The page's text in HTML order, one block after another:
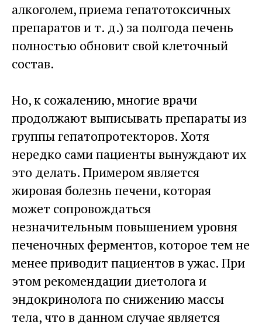
алкоголем, приема гепатотоксичных
препаратов и т. д.) за полгода печень
полностью обновит свой клеточный
состав.
Но, к сожалению, многие врачи
продолжают выписывать препараты из
группы гепатопротекторов. Хотя
нередко сами пациенты вынуждают их
это делать. Примером является
жировая болезнь печени, которая
может сопровождаться
незначительным повышением уровня
печеночных ферментов, которое тем не
менее приводит пациентов в ужас. При
этом рекомендации диетолога и
эндокринолога по снижению массы
тела, что в данном случае является